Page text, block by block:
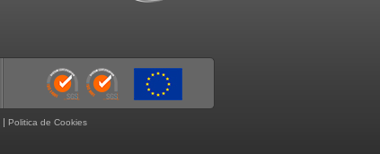
| Politica de Cookies